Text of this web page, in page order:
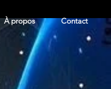
À propos Contact